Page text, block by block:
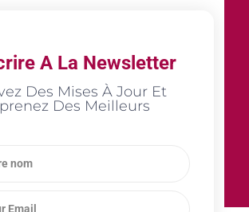
A La Newsletter
Des Mises À Jour Et
Des Meilleurs